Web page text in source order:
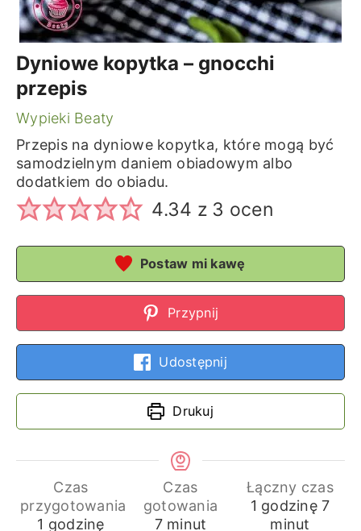
Dyniowe kopytka – gnocchi
przepis
Wypieki Beaty
Przepis na dyniowe kopytka, które mogą być
samodzielnym daniem obiadowym albo
dodatkiem do obiadu.
4.34 z 3 ocen
Postaw mi kawę
Przypnij
Udostępnij
Drukuj
Czas
przygotowania
1 godzina
godzinę
Czas
gotowania
7minuty
minut
Łączny czas
1 godzina
godzinę 7
minut